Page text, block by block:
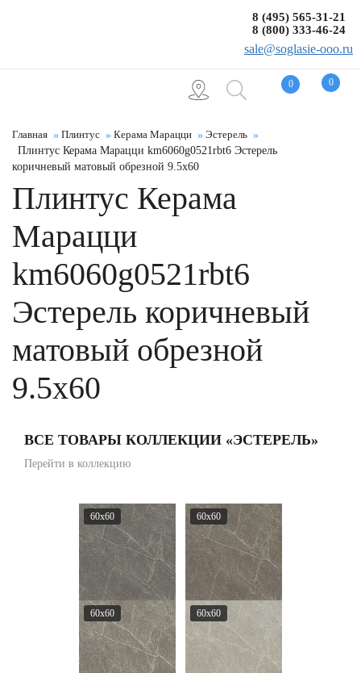
0 0
8 (495) 565-31-21
8 (800) 333-46-24
sale@soglasie-ooo.ru
Главная Плинтус Керама Марацци
Эстерель
Плинтус Керама Марацци km6060g0521rbt6 Эстерель
коричневый матовый обрезной 9.5x60
Плинтус Керама
Марацци
km6060g0521rbt6
Эстерель коричневый
матовый обрезной
9.5x60
ВСЕ ТОВАРЫ КОЛЛЕКЦИИ «ЭСТЕРЕЛЬ»
Перейти в коллекцию
60x60 60x60
60x60 60x60